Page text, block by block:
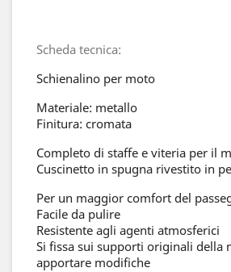
Scheda tecnica:
Schienalino per moto
Materiale: metallo
Finitura: cromata
Completo di staffe e viteria per il
Cuscinetto in spugna rivestito in
Per un maggior comfort del
Facile da pulire
Resistente agli agenti atmosferici
Si fissa sui supporti originali della
apportare modifiche